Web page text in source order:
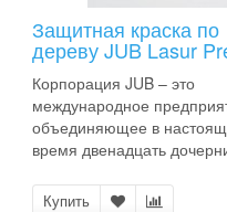
Защитная краска по
дереву JUB Lasur
Корпорация JUB – это
международное
объединяющее в
время двенадцать
Купить